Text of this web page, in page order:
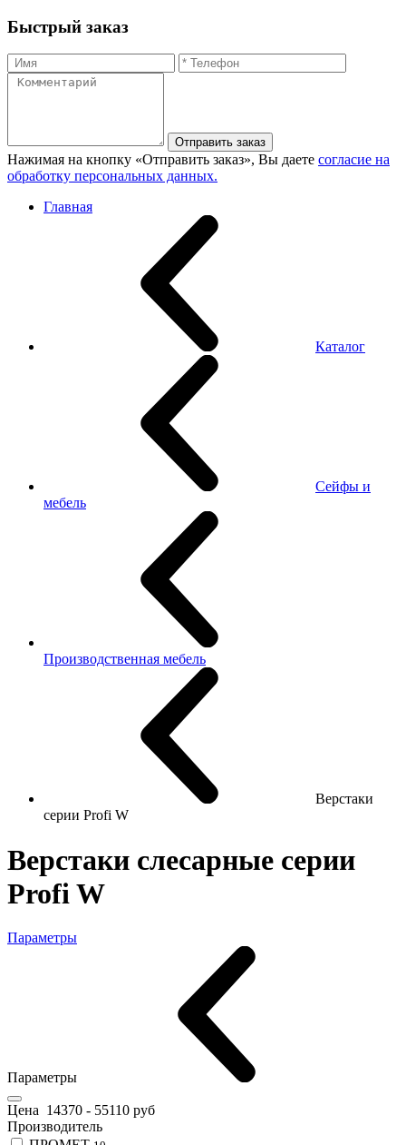
Быстрый заказ
Отправить заказ
Нажимая на кнопку «Отправить заказ», Вы даете согласие на
обработку персональных данных.
Главная
Каталог
Сейфы и
мебель
Производственная мебель
Верстаки
серии Profi W
Верстаки слесарные серии
Profi W
Параметры
Параметры
Цена 14370 - 55110 руб
Производитель